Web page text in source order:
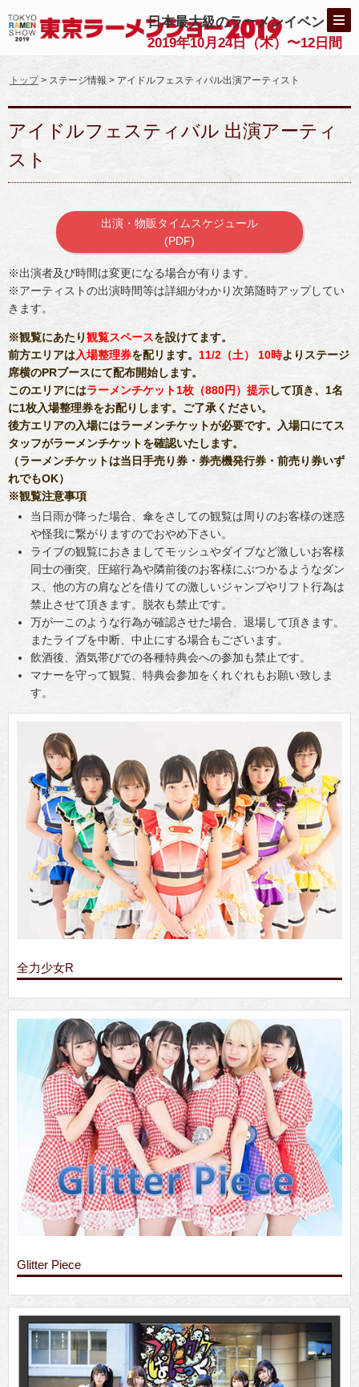
日本最大級のラーメンイベント
2019年10月24日（木）〜12日間
トップ> ステージ情報 > アイドルフェスティバル出演アーティスト
アイドルフェスティバル 出演アーティ
スト
出演・物販タイムスケジュール
(PDF)
※出演者及び時間は変更になる場合が有ります。
※アーティストの出演時間等は詳細がわかり次第随時アップしてい
きます。
※観覧にあたり観覧スペースを設けてます。
前方エリアは入場整理券を配リます。 11/2（土） 10時よりステージ
席横のPRブースにて配布開始します。
このエリアにはラーメンチケット1枚（880円）提示して頂き、1名
に1枚入場整理券をお配りします。ご了承ください。
後方エリアの入場にはラーメンチケットが必要です。入場口にてス
タッフがラーメンチケットを確認いたします。
（ラーメンチケットは当日手売り券・券売機発行券・前売り券いず
れでもOK）
※観覧注意事項
当日雨が降った場合、傘をさしての観覧は周りのお客様の迷惑
や怪我に繋がりますのでおやめ下さい。
ライブの観覧におきましてモッシュやダイブなど激しいお客様
同士の衝突、圧縮行為や隣前後のお客様にぶつかるようなダン
ス、他の方の肩などを借りての激しいジャンプやリフト行為は
禁止させて頂きます。脱衣も禁止です。
万が一このような行為が確認させた場合、退場して頂きます。
またライブを中断、中止にする場合もございます。
飲酒後、酒気帯びでの各種特典会への参加も禁止です。
マナーを守って観覧、特典会参加をくれぐれもお願い致しま
す。
全力少女R
Glitter Piece